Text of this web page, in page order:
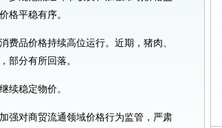
格平稳有序。
费品价格持续高位运行。近期，猪肉、
部分有所回落。
续稳定物价。
强对商贸流通领域价格行为监管，严肃